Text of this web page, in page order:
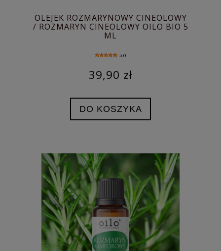
OLEJEK ROZMARYNOWY CINEOLOWY
/ ROZMARYN CINEOLOWY OILO BIO 5
ML
5.0
39,90 zł
DO KOSZYKA